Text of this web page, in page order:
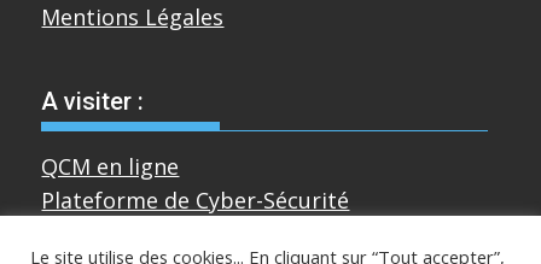
Mentions Légales
A visiter :
QCM en ligne
Plateforme de Cyber-Sécurité
Le site utilise des cookies... En cliquant sur “Tout accepter”,